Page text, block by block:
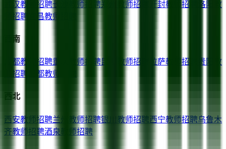
武汉教师招聘长沙 教师招聘郑州 教师招聘 开封教师招聘 洛阳
教
师招聘
宜昌教师招聘
西南
成都教师招聘重庆 教师招聘昆明 教师招聘 拉萨教师招聘 贵阳
教
师招聘
昌都教师招聘
西北
西安教师招聘兰州 教师招聘银川 教师招聘西宁教师招聘乌鲁木
齐教师招聘酒泉教师招聘